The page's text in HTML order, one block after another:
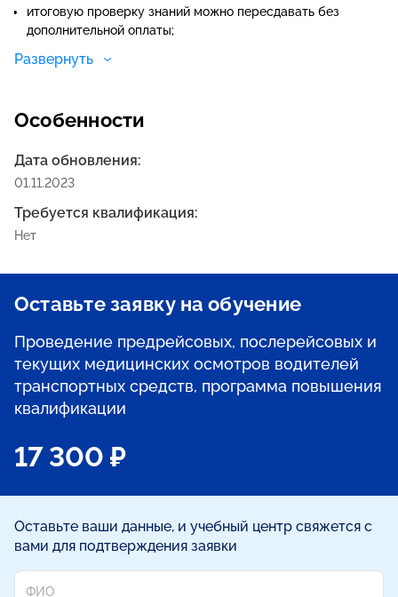
итоговую проверку знаний можно пересдавать без
дополнительной оплаты;
можно учиться в свободное от работы время — брать
Развернуть
Особенности
Дата обновления:
01.11.2023
Требуется квалификация:
Нет
Оставьте заявку на обучение
Проведение предрейсовых, послерейсовых и
текущих медицинских осмотров водителей
транспортных средств, программа повышения
квалификации
17 300 ₽
Оставьте ваши данные, и учебный центр свяжется с
вами для подтверждения заявки